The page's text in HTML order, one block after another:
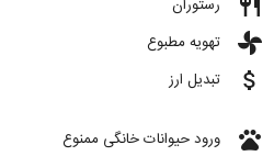
restaurant رستوران
toys تهویه مطبوع
attach_money تبدیل ارز
pets ورود حیوانات خانگی ممنوع